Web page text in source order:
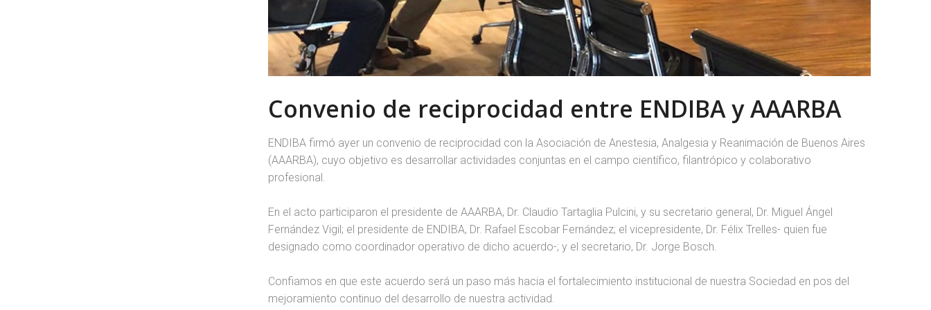
Convenio de reciprocidad entre ENDIBA y AAARBA
ENDIBA firmó ayer un convenio de reciprocidad con la Asociación de Anestesia, Analgesia y Reanimación de Buenos Aires
(AAARBA), cuyo objetivo es desarrollar actividades conjuntas en el campo científico, filantrópico y colaborativo
profesional.
En el acto participaron el presidente de AAARBA, Dr. Claudio Tartaglia Pulcini, y su secretario general, Dr. Miguel Ángel
Fernández Vigil; el presidente de ENDIBA, Dr. Rafael Escobar Fernández; el vicepresidente, Dr. Félix Trelles- quien fue
designado como coordinador operativo de dicho acuerdo-; y el secretario, Dr. Jorge Bosch.
Confiamos en que este acuerdo será un paso más hacia el fortalecimiento institucional de nuestra Sociedad en pos del
mejoramiento continuo del desarrollo de nuestra actividad.